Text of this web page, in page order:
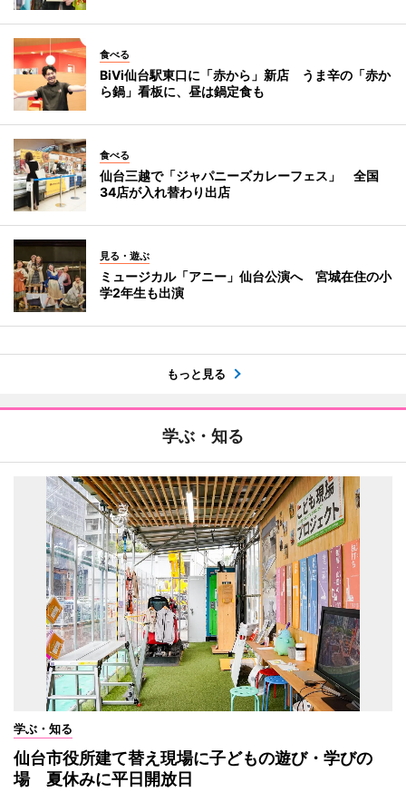
食べる
BiVi仙台駅東口に「赤から」新店 うま辛の「赤か
ら鍋」看板に、昼は鍋定食も
食べる
仙台三越で「ジャパニーズカレーフェス」 全国
34店が入れ替わり出店
見る・遊ぶ
ミュージカル「アニー」仙台公演へ 宮城在住の小
学2年生も出演
もっと見る
学ぶ・知る
学ぶ・知る
仙台市役所建て替え現場に子どもの遊び・学びの
場 夏休みに平日開放日